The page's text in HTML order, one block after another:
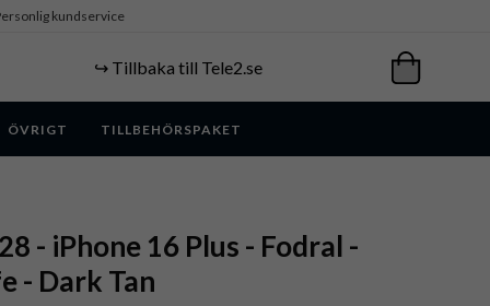
kundservice
↪️ Tillbaka till Tele2.se
ÖVRIGT TILLBEHÖRSPAKET
- iPhone 16 Plus - Fodral -
- Dark Tan